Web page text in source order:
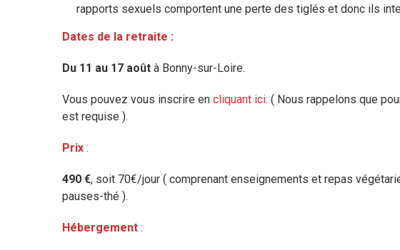
rapports sexuels comportent une perte des tiglés et donc ils
Dates de la retraite :
Du 11 au 17 août à Bonny-sur-Loire.
Vous pouvez vous inscrire en cliquant ici. ( Nous rappelons que
est requise ).
Prix :
490 €, soit 70€/jour ( comprenant enseignements et repas
pauses-thé ).
Hébergement :